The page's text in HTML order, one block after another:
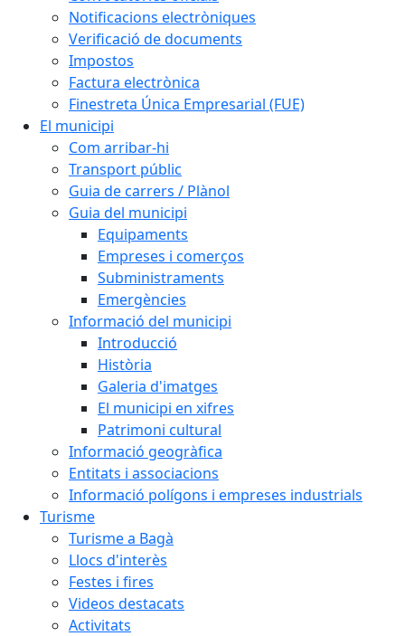
Notificacions electròniques
Verificació de documents
Impostos
Factura electrònica
Finestreta Única Empresarial (FUE)
El municipi
Com arribar-hi
Transport públic
Guia de carrers / Plànol
Guia del municipi
Equipaments
Empreses i comerços
Subministraments
Emergències
Informació del municipi
Introducció
Història
Galeria d'imatges
El municipi en xifres
Patrimoni cultural
Informació geogràfica
Entitats i associacions
Informació polígons i empreses industrials
Turisme
Turisme a Bagà
Llocs d'interès
Festes i fires
Videos destacats
Activitats